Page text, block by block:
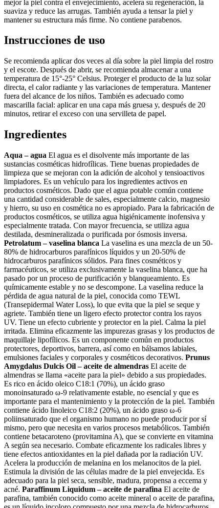
mejor la piel contra el envejecimiento, acelera su regeneración, la
suaviza y reduce las arrugas. También ayuda a tensar la piel y
mantener su estructura más firme. No contiene parabenos.
Instrucciones de uso
Se recomienda aplicar dos veces al día sobre la piel limpia del rostro
y el escote. Después de abrir, se recomienda almacenar a una
temperatura de 15°-25° Celsius. Proteger el producto de la luz solar
directa, el calor radiante y las variaciones de temperatura. Mantener
fuera del alcance de los niños. También es adecuado como
mascarilla facial: aplicar en una capa más gruesa y, después de 20
minutos, retirar el exceso con una servilleta de papel.
Ingredientes
Aqua – agua El agua es el disolvente más importante de las
sustancias cosméticas hidrofílicas. Tiene buenas propiedades de
limpieza que se mejoran con la adición de alcohol y tensioactivos
limpiadores. Es un vehículo para los ingredientes activos en
productos cosméticos. Dado que el agua potable común contiene
una cantidad considerable de sales, especialmente calcio, magnesio
y hierro, su uso en cosmética no es apropiado. Para la fabricación de
productos cosméticos, se utiliza agua higiénicamente inofensiva y
especialmente tratada. Con mayor frecuencia, se utiliza agua
destilada, desmineralizada o purificada por ósmosis inversa.
Petrolatum – vaselina blanca La vaselina es una mezcla de un 50-
80% de hidrocarburos parafínicos líquidos y un 20-50% de
hidrocarburos parafínicos sólidos. Para fines cosméticos y
farmacéuticos, se utiliza exclusivamente la vaselina blanca, que ha
pasado por un proceso de purificación y blanqueamiento. Es
químicamente estable y no se descompone. La vaselina reduce la
pérdida de agua natural de la piel, conocida como TEWL
(Transepidermal Water Loss), lo que evita que la piel se seque y
agriete. También tiene un ligero efecto protector contra los rayos
UV. Tiene un efecto cubriente y protector en la piel. Calma la piel
irritada. Elimina eficazmente las impurezas grasas y los productos de
maquillaje lipofílicos. Es un componente común en productos
protectores, deportivos, barrera, así como en bálsamos labiales,
emulsiones faciales y corporales y cosméticos decorativos. Prunus
Amygdalus Dulcis Oil – aceite de almendras El aceite de
almendras se llama «aceite para la piel» debido a sus propiedades.
Es rico en ácido oleico C18:1 (70%), un ácido graso
monoinsaturado ω-9 relativamente estable, no esencial y que es
importante para el mantenimiento y la protección de la piel. También
contiene ácido linoleico C18:2 (20%), un ácido graso ω-6
poliinsaturado que el organismo humano no puede producir por sí
mismo, pero que necesita en varios procesos metabólicos. También
contiene betacaroteno (provitamina A), que se convierte en vitamina
A según sea necesario. Combate eficazmente los radicales libres y
tiene efectos antioxidantes en la piel dañada por la radiación UV.
Acelera la producción de melanina en los melanocitos de la piel.
Estimula la división de las células madre de la piel envejecida. Es
adecuado para la piel seca, sensible, madura, propensa a eccema y
acné. Paraffinum Liquidum – aceite de parafina El aceite de
parafina, también conocido como aceite mineral o aceite de parafina,